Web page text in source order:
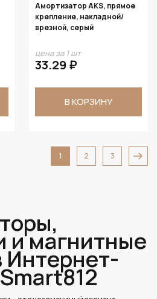
Амортизатор AKS, прямое
крепление, накладной/
врезной, серый
цена за 1 шт
33.29 ₽
В КОРЗИНУ
1 2 3
и магнитные
Интернет-